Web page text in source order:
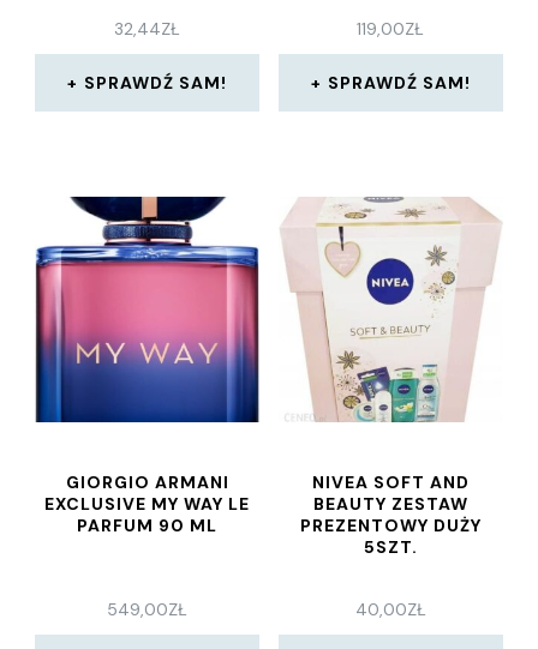
32,44ZŁ
SPRAWDŹ SAM!
119,00ZŁ
SPRAWDŹ SAM!
GIORGIO ARMANI
EXCLUSIVE MY WAY LE
PARFUM 90 ML
549,00ZŁ
NIVEA SOFT AND
BEAUTY ZESTAW
PREZENTOWY DUŻY
5SZT.
40,00ZŁ